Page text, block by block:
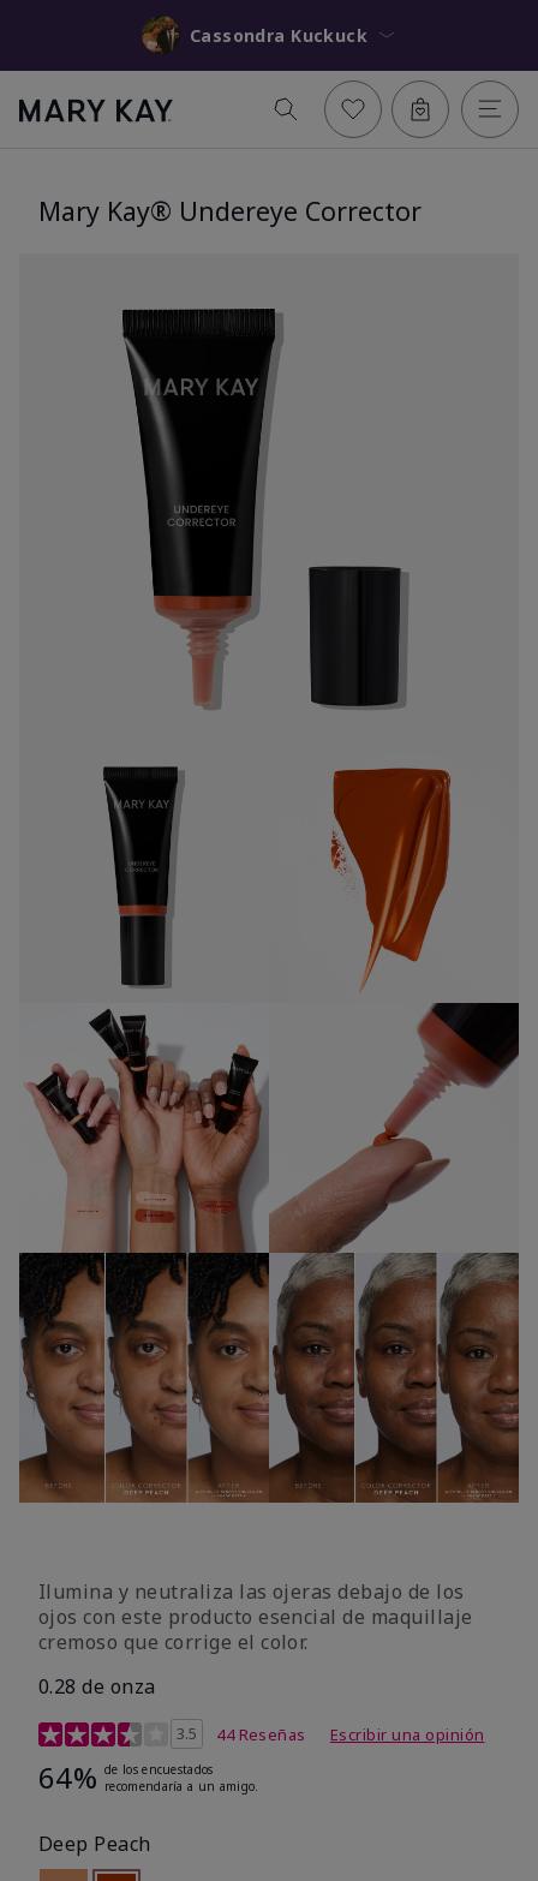
Cassondra Kuckuck
Mary Kay® Undereye Corrector
Ilumina y neutraliza las ojeras debajo de los
ojos con este producto esencial de maquillaje
cremoso que corrige el color.
0.28 de onza
Calificación de clientes de 5 de 5
3.5 44 Reseñas Escribir una opinión
64% de los encuestados
recomendaría a un amigo.
Deep Peach